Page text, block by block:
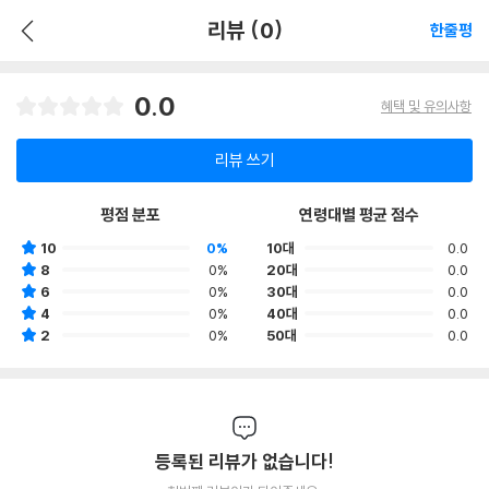
리뷰 (0) 한줄평
0.0 혜택 및 유의사항
리뷰 쓰기
평점 분포
10
0%
8
0%
6
0%
4
0%
2
0%
연령대별 평균 점수
10대
0.0
20대
0.0
30대
0.0
40대
0.0
50대
0.0
등록된 리뷰가 없습니다!